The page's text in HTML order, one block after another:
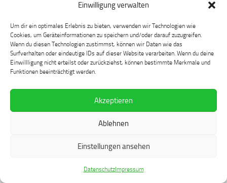
Einwilligung verwalten
Um dir ein optimales Erlebnis zu bieten, verwenden wir Technologien wie
Cookies, um Geräteinformationen zu speichern und/oder darauf zuzugreifen.
Wenn du diesen Technologien zustimmst, können wir Daten wie das
Surfverhalten oder eindeutige IDs auf dieser Website verarbeiten. Wenn du deine
Einwillligung nicht erteilst oder zurückziehst, können bestimmte Merkmale und
Funktionen beeinträchtigt werden.
Akzeptieren
Ablehnen
Einstellungen ansehen
DatenschutzImpressum
FOLGEN:
Suchen
Einträge anzeigen
Veranstaltung